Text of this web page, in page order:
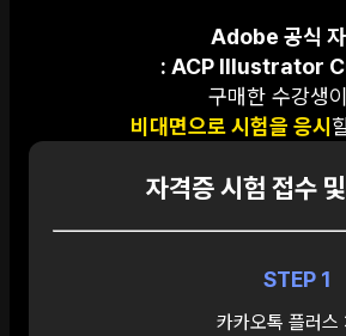
Adobe 공식
: ACP Illustrator
구매한 수강생
비대면으로 시험을 응시
자격증 시험 접수
STEP 1
카카오톡 플러스